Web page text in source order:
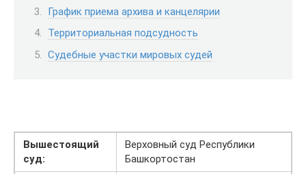
График приема архива и канцелярии
Территориальная подсудность
Судебные участки мировых судей
Вышестоящий
суд:
Верховный суд Республики
Башкортостан